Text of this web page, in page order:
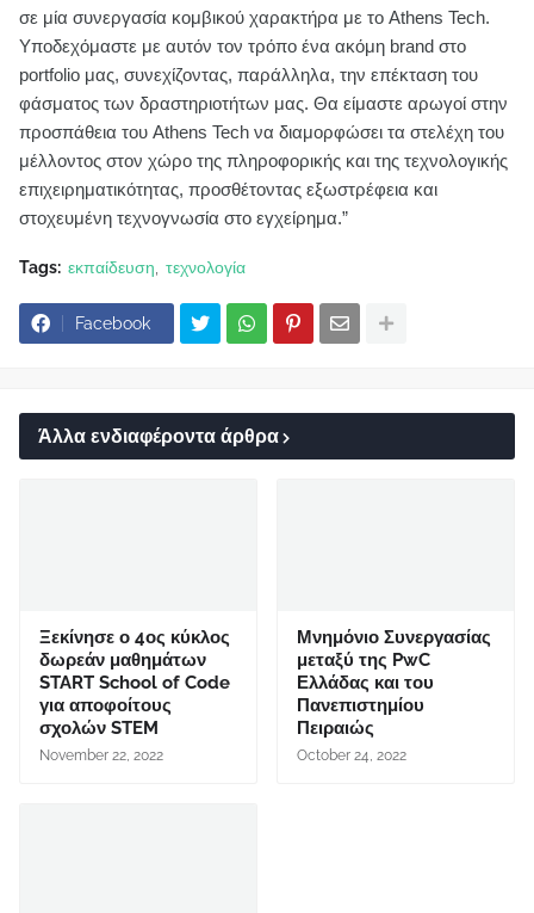
σε μία συνεργασία κομβικού χαρακτήρα με το Athens Tech.
Υποδεχόμαστε με αυτόν τον τρόπο ένα ακόμη brand στο
portfolio μας, συνεχίζοντας, παράλληλα, την επέκταση του
φάσματος των δραστηριοτήτων μας. Θα είμαστε αρωγοί στην
προσπάθεια του Athens Tech να διαμορφώσει τα στελέχη του
μέλλοντος στον χώρο της πληροφορικής και της τεχνολογικής
επιχειρηματικότητας, προσθέτοντας εξωστρέφεια και
στοχευμένη τεχνογνωσία στο εγχείρημα.”
Tags: εκπαίδευση τεχνολογία
Facebook
Άλλα ενδιαφέροντα άρθρα
Ξεκίνησε ο 4ος κύκλος
δωρεάν μαθημάτων
START School of Code
για αποφοίτους
σχολών STEM
November 22, 2022
Μνημόνιο Συνεργασίας
μεταξύ της PwC
Ελλάδας και του
Πανεπιστημίου
Πειραιώς
October 24, 2022